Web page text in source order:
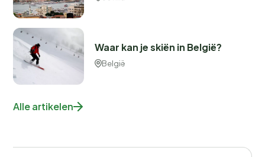
Waar kan je skiën in België?
België
Alle artikelen